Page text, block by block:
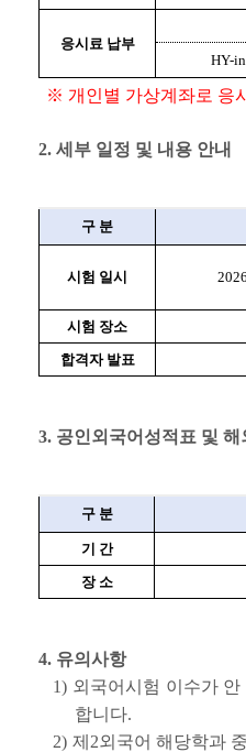
응시료 납부
HY-
※ 개인별 가상계좌로 응
2. 세부 일정 및 내용 안내
구 분
시험 일시
시험 장소
합격자 발표
3. 공인외국어성적표 및
구 분
기 간
장 소
4. 유의사항
1) 외국어시험 이수가
합니다.
2) 제2외국어 해당학과